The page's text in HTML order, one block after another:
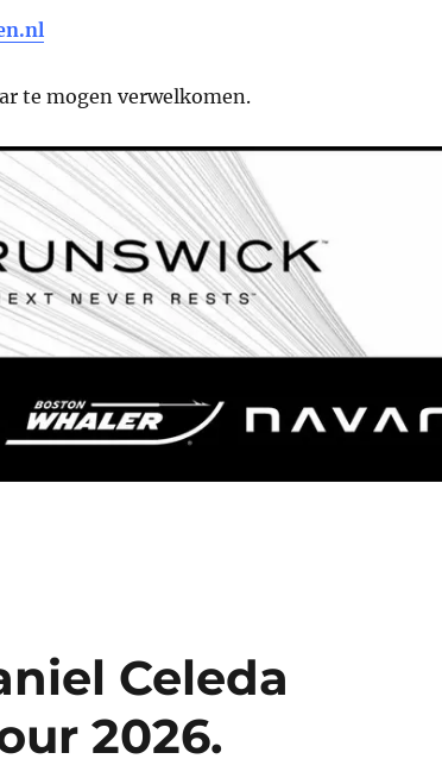
te mogen verwelkomen.
Celeda
2026.